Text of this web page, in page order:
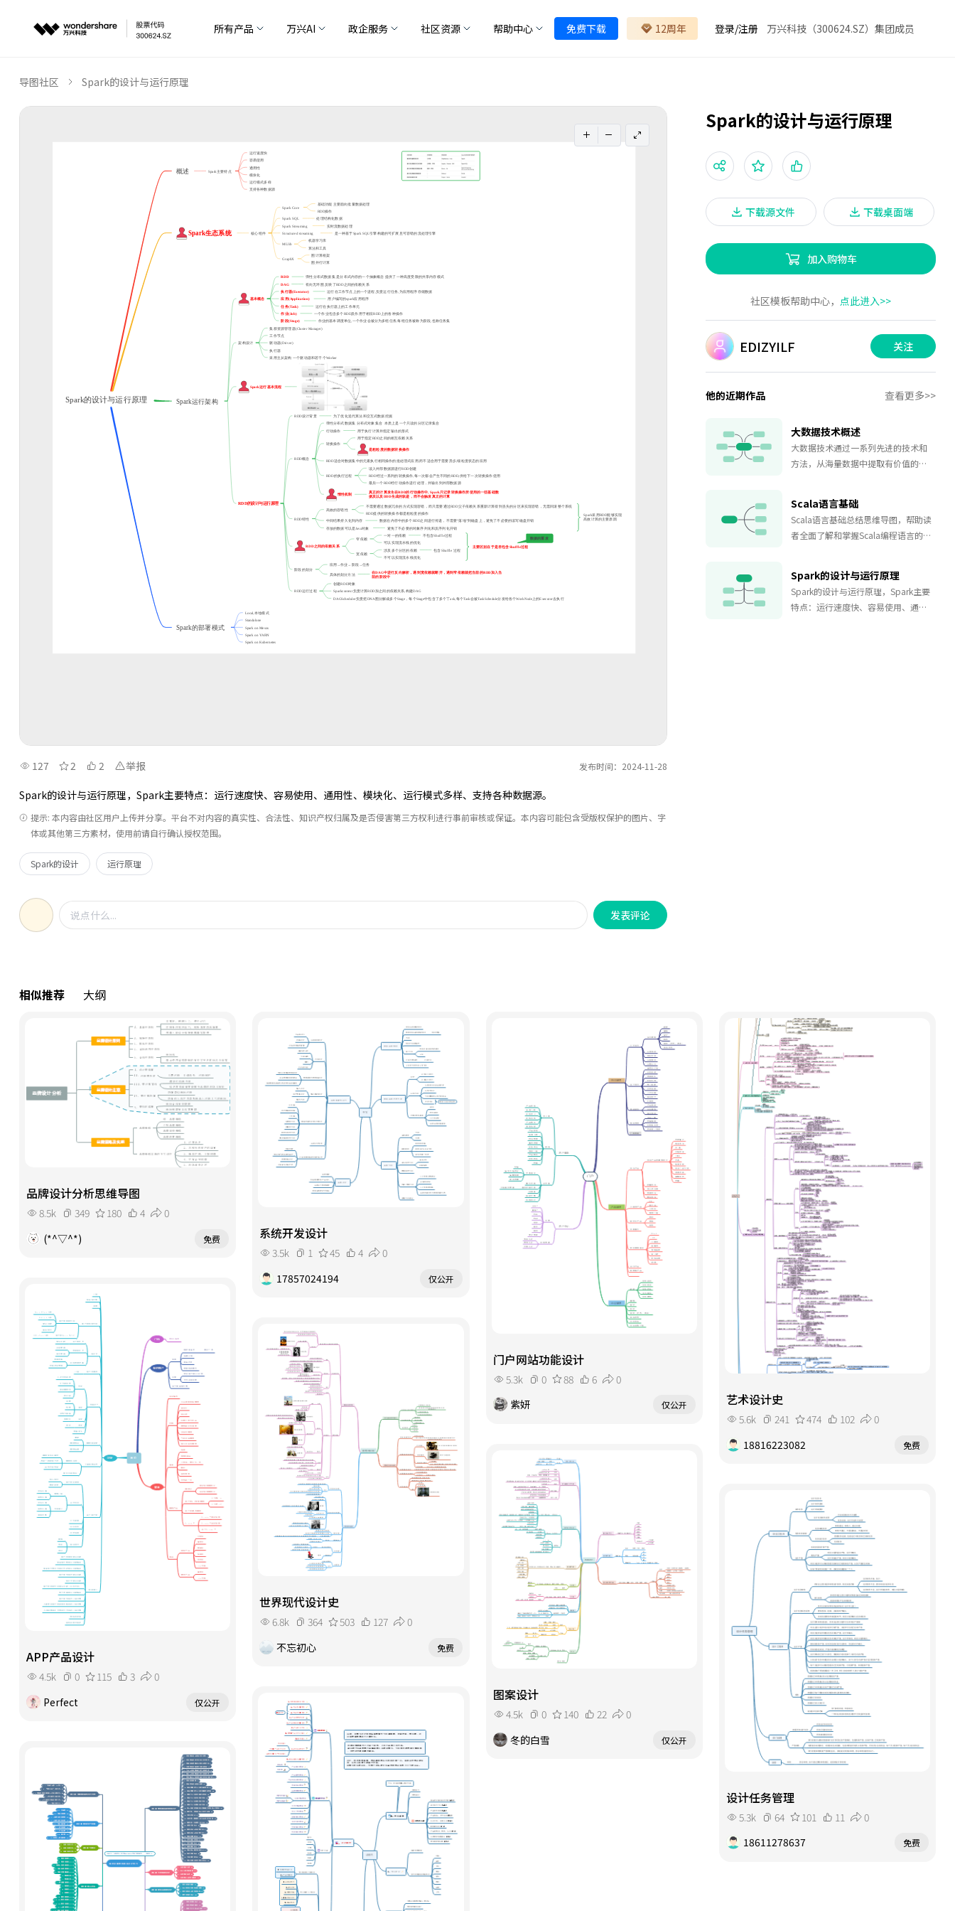
所有产品 万兴AI 政企服务 社区资源 帮助中心 免费下载 12周年 登录/注册 万兴科技（300624.SZ）集团成员
导图社区 Spark的设计与运行原理
127 2 2 举报 发布时间：2024-11-28
Spark的设计与运行原理，Spark主要特点：运行速度快、容易使用、通用性、模块化、运行模式多样、支持各种数据源。
提示: 本内容由社区用户上传并分享。平台不对内容的真实性、合法性、知识产权归属及是否侵害第三方权利进行事前审核或保证。本内容可能包含受版权保护的图片、字
体或其他第三方素材，使用前请自行确认授权范围。
Spark的设计 运行原理
发表评论
Spark的设计与运行原理
下载源文件 下载桌面端
加入购物车
社区模板帮助中心， 点此进入>>
EDIZYILF 关注
他的近期作品 查看更多>>
大数据技术概述
大数据技术通过一系列先进的技术和
方法，从海量数据中提取有价值的信
重数据的存储、处理、分析和可视
化，从而帮助用户洞察数据背后的规
律和趋势。
Scala语言基础
Scala语言基础总结思维导图，帮助读
者全面了解和掌握Scala编程语言的基
都能从本文中获得宝贵的启示和收
获。
Spark的设计与运行原理
Spark的设计与运行原理，Spark主要
特点：运行速度快、容易使用、通用
相似推荐 大纲
品牌设计分析思维导图
8.5k 349 180 4
0
(*^▽^*)
免费 系统开发设计
3.5k 1 45 4
0
17857024194
仅公开
门户网站功能设计
5.3k 0 88 6
0
紫妍
仅公开 艺术设计史
5.6k 241 474 102
0
18816223082
免费
APP产品设计
4.5k 0 115 3
0
Perfect
仅公开
世界现代设计史
6.8k 364 503 127
0
不忘初心
免费
图案设计
4.5k 0 140 22
0
冬的白雪
仅公开
设计任务管理
5.3k 64 101 11
0
18611278637
免费